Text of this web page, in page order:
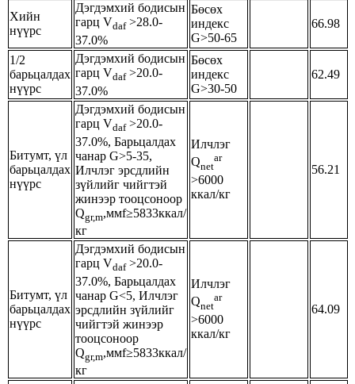
Хийн
нүүрс
Дэгдэмхий бодисын
гарц Vdaf>28.0-
37.0%
Бөсөх
индекс
G>50-65
66.98
1/2
барьцалдах
нүүрс
Дэгдэмхий бодисын
гарц Vdaf>20.0-
37.0%
Бөсөх
индекс
G>30-50
62.49
Битумт, үл
барьцалдах
нүүрс
Дэгдэмхий бодисын
гарц Vdaf>20.0-
37.0%, Барьцалдах
чанар G>5-35,
Илчлэг эрсдлийн
зүйлийг чийгтэй
жинээр тооцсоноор
Qgr,m,ммf≥5833ккал/
кг
Илчлэг
Qnet
ar
>6000
ккал/кг
56.21
Битумт, үл
барьцалдах
нүүрс
Дэгдэмхий бодисын
гарц Vdaf>20.0-
37.0%, Барьцалдах
чанар G<5, Илчлэг
эрсдлийн зүйлийг
чийгтэй жинээр
тооцсоноор
Qgr,m,ммf≥5833ккал/
кг
Илчлэг
Qnet
ar
>6000
ккал/кг
64.09